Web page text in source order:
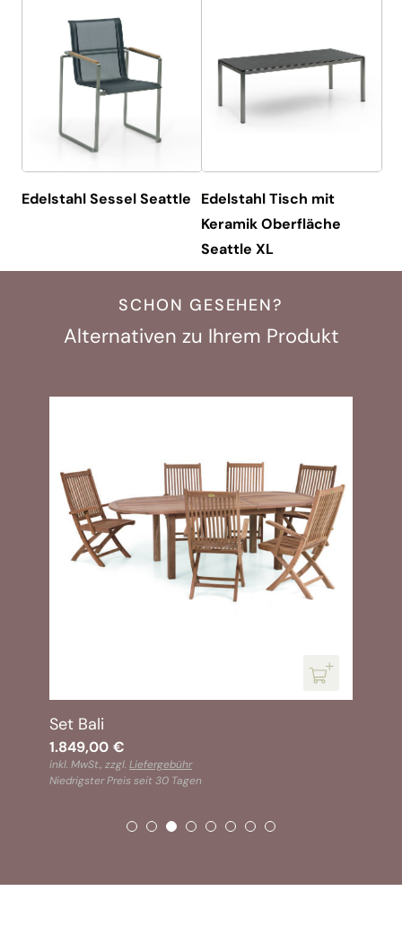
Edelstahl Sessel Seattle
Edelstahl Tisch mit
Keramik Oberfläche
Seattle XL
SCHON GESEHEN?
Alternativen zu Ihrem Produkt
Set Bali
1.849,00 €
inkl. MwSt., zzgl.Liefergebühr
Niedrigster Preis seit 30 Tagen